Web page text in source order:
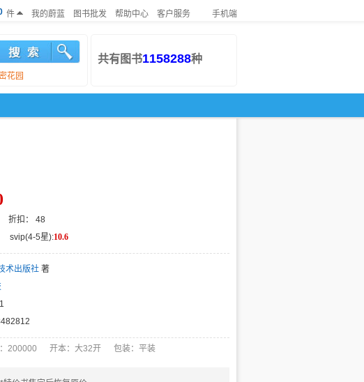
件 我的蔚蓝 图书批发 帮助中心 客户服务 手机端
花园
共有图书1158288种
： 48
5星):10.6
术出版社 著
200000 开本：大32开 包装：平装